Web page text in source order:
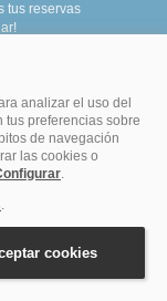
tus reservas
del sector.